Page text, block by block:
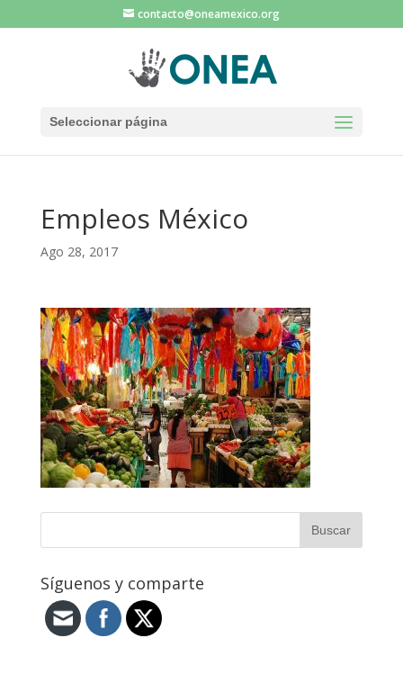
contacto@oneamexico.org
Seleccionar página
Empleos México
Ago 28, 2017
Síguenos y comparte